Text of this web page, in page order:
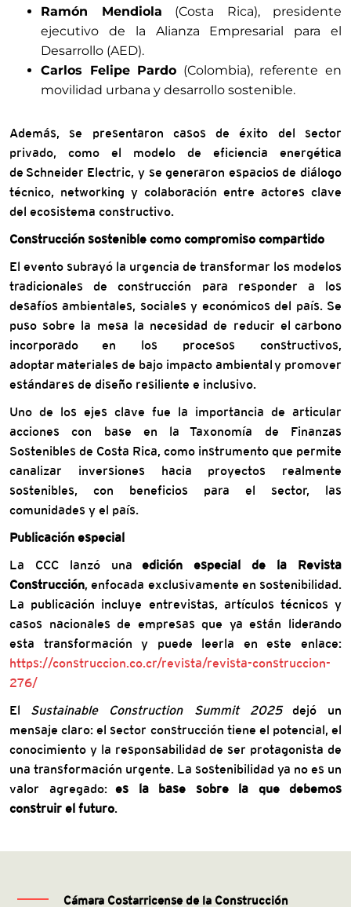
Ramón Mendiola (Costa Rica), presidente
ejecutivo de la Alianza Empresarial para el
Desarrollo (AED).
Carlos Felipe Pardo (Colombia), referente en
movilidad urbana y desarrollo sostenible.
Además, se presentaron casos de éxito del sector
privado, como el modelo de eficiencia energética
de Schneider Electric, y se generaron espacios de diálogo
técnico, networking y colaboración entre actores clave
del ecosistema constructivo.
Construcción sostenible como compromiso compartido
El evento subrayó la urgencia de transformar los modelos
tradicionales de construcción para responder a los
desafíos ambientales, sociales y económicos del país. Se
puso sobre la mesa la necesidad de reducir el carbono
incorporado en los procesos constructivos,
adoptar materiales de bajo impacto ambiental y promover
estándares de diseño resiliente e inclusivo.
Uno de los ejes clave fue la importancia de articular
acciones con base en la Taxonomía de Finanzas
Sostenibles de Costa Rica, como instrumento que permite
canalizar inversiones hacia proyectos realmente
sostenibles, con beneficios para el sector, las
comunidades y el país.
Publicación especial
La CCC lanzó una edición especial de la Revista
Construcción, enfocada exclusivamente en sostenibilidad.
La publicación incluye entrevistas, artículos técnicos y
casos nacionales de empresas que ya están liderando
esta transformación y puede leerla en este enlace:
https://construccion.co.cr/revista/revista-construccion-
276/
El Sustainable Construction Summit 2025dejó un
mensaje claro: el sector construcción tiene el potencial, el
conocimiento y la responsabilidad de ser protagonista de
una transformación urgente. La sostenibilidad ya no es un
valor agregado: es la base sobre la que debemos
construir el futuro.
Cámara Costarricense de la Construcción